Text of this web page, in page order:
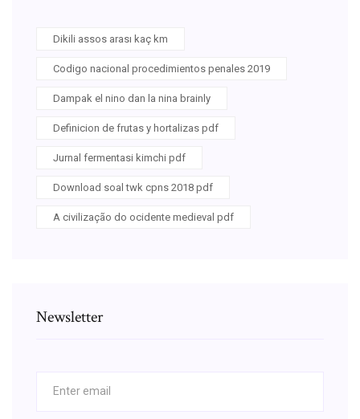
Dikili assos arası kaç km
Codigo nacional procedimientos penales 2019
Dampak el nino dan la nina brainly
Definicion de frutas y hortalizas pdf
Jurnal fermentasi kimchi pdf
Download soal twk cpns 2018 pdf
A civilização do ocidente medieval pdf
Newsletter